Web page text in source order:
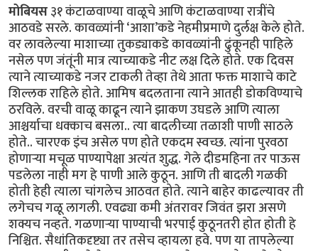
मोबियस३१ कंटाळवाण्या वाळूचे आणि कंटाळवाण्या रात्रींचे
आठवडे सरले. कावळ्यांनी ‘आशा’कडे नेहमीप्रमाणे दुर्लक्ष केले होते.
वर लावलेल्या माशाच्या तुकड्याकडे कावळ्यांनी ढुंकूनही पाहिले
नसेल पण जंतूंनी मात्र त्याच्याकडे नीट लक्ष दिले होते. एक दिवस
त्याने त्याच्याकडे नजर टाकली तेव्हा तेथे आता फक्त माशाचे काटे
शिल्लक राहिले होते. आमिष बदलताना त्याने आतही डोकविण्याचे
ठरविले. वरची वाळू काढून त्याने झाकण उघडले आणि त्याला
आश्चर्याचा धक्काच बसला.. त्या बादलीच्या तळाशी पाणी साठले
होते.. चारएक इंच असेल पण होते एकदम स्वच्छ. त्यांना पुरवठा
होणार्‍या मचूळ पाण्यापेक्षा अत्यंत शुद्ध. गेले दीडमहिना तर पाऊस
पडलेला नाही मग हे पाणी आले कुठून. आणि ती बादली गळकी
होती हेही त्याला चांगलेच आठवत होते. त्याने बाहेर काढल्यावर ती
लगेचच गळू लागली. एवढ्या कमी अंतरावर जिवंत झरा असणे
शक्यच नव्हते. गळणार्‍या पाण्याची भरपाई कुठूनतरी होत होती हे
निश्चित. सैधांतिकदृष्ट्या तर तसेच व्हायला हवे. पण या तापलेल्या